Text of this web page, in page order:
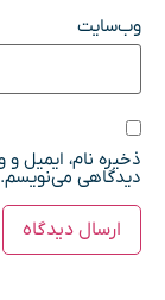
وب‌سایت
ذخیره نام، ایمیل
دیدگاهی می‌نویسم.